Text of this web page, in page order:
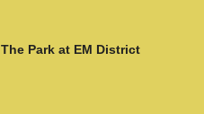
The Park at EM District